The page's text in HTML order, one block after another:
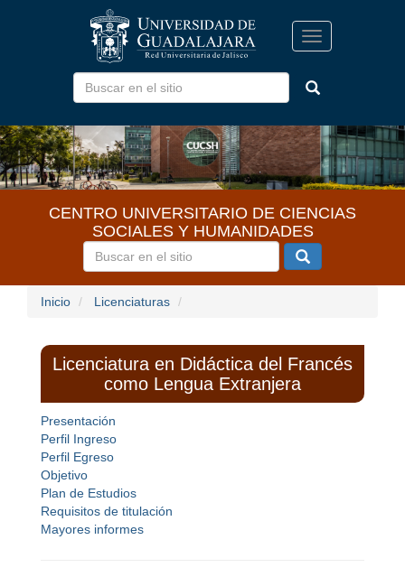
Toggle
navigation
CENTRO UNIVERSITARIO DE CIENCIAS
SOCIALES Y HUMANIDADES
Inicio Licenciaturas
Licenciatura en Didáctica del Francés
como Lengua Extranjera
Presentación
Perfil Ingreso
Perfil Egreso
Objetivo
Plan de Estudios
Requisitos de titulación
Mayores informes